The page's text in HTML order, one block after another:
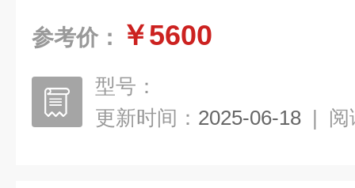
参考价： ￥5600
型号：
更新时间： 2025-06-18 | 阅